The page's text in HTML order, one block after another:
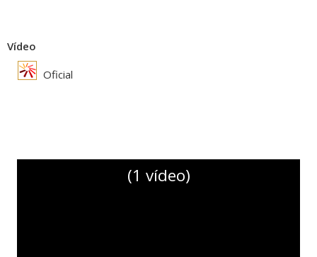
Vídeo
Oficial
(1 vídeo)